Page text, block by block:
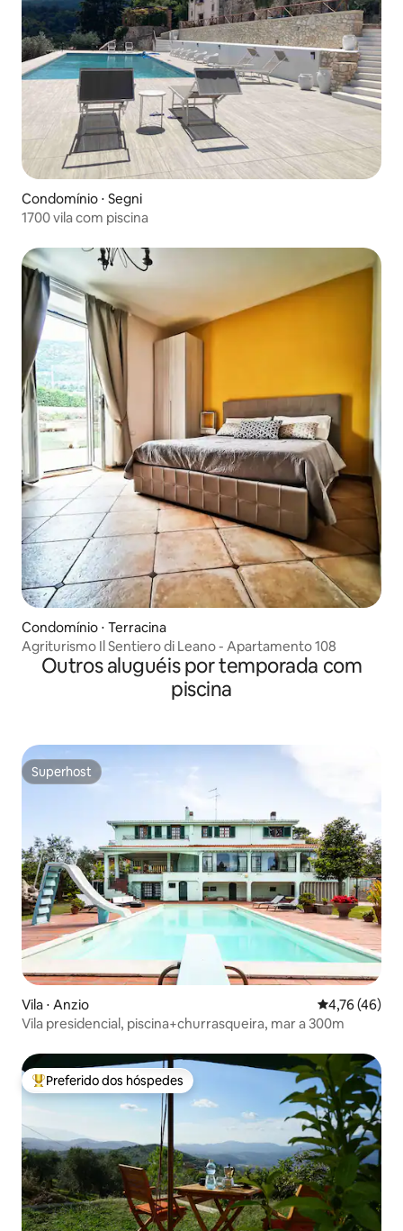
Condomínio ⋅ Segni
1700 vila com piscina
Condomínio ⋅ Terracina
Agriturismo Il Sentiero di Leano - Apartamento 108
Outros aluguéis por temporada com
piscina
Superhost
Superhost
Vila ⋅ Anzio 4,76 de uma
4,76 (46)
Vila presidencial, piscina+churrasqueira, mar a 300m
Entre os melhores preferidos dos hóspedes
Preferido dos hóspedes